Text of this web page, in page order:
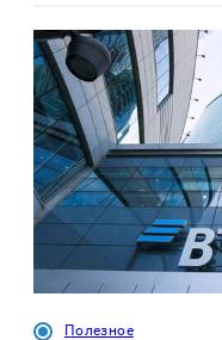
Полезное